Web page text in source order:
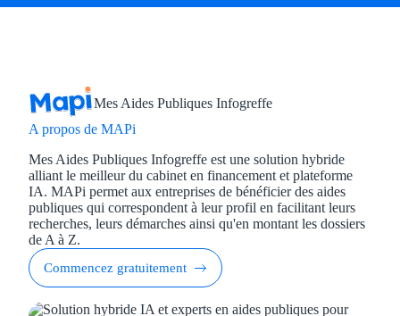
Mes Aides Publiques Infogreffe
A propos de MAPi
Mes Aides Publiques Infogreffe est une solution hybride
alliant le meilleur du cabinet en financement et plateforme
IA. MAPi permet aux entreprises de bénéficier des aides
publiques qui correspondent à leur profil en facilitant leurs
recherches, leurs démarches ainsi qu'en montant les dossiers
de A à Z.
Commencez gratuitement